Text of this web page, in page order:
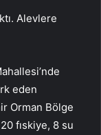
Alevlere
eden
Orman Bölge
fıskiye, 8 su